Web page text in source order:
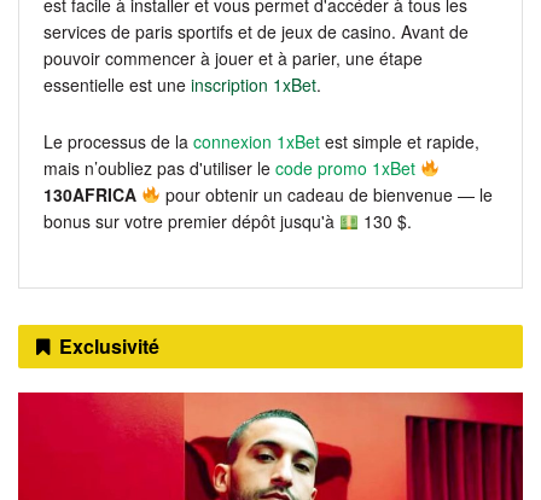
est facile à installer et vous permet d'accéder à tous les
services de paris sportifs et de jeux de casino. Avant de
pouvoir commencer à jouer et à parier, une étape
essentielle est une inscription 1xBet.
Le processus de la connexion 1xBet est simple et rapide,
mais n’oubliez pas d'utiliser le code promo 1xBet
130AFRICA
pour obtenir un cadeau de bienvenue — le
bonus sur votre premier dépôt jusqu'à
130 $.
Exclusivité